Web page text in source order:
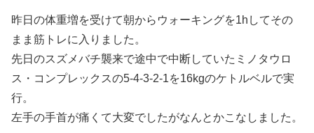
昨日の体重増を受けて朝からウォーキングを1hしてその
まま筋トレに入りました。
先日のスズメバチ襲来で途中で中断していたミノタウロ
ス・コンプレックスの5-4-3-2-1を16kgのケトルベルで実
行。
左手の手首が痛くて大変でしたがなんとかこなしました。